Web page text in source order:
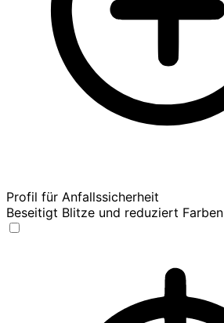
Profil für Anfallssicherheit
Beseitigt Blitze und reduziert Farben